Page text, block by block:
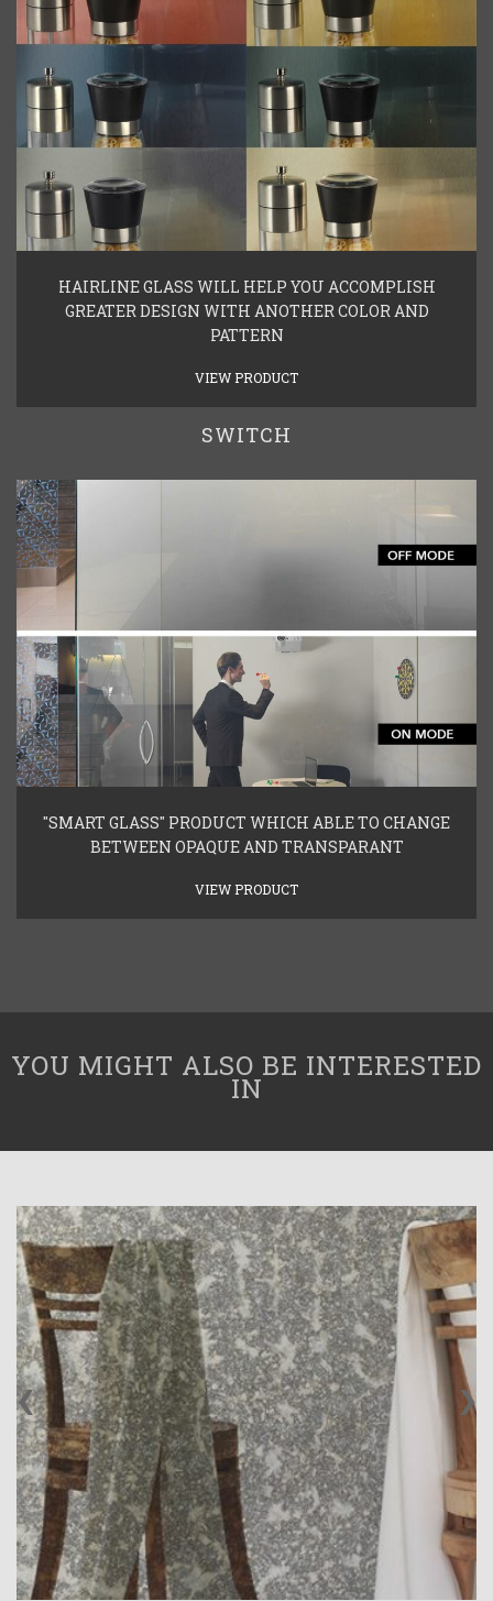
HAIRLINE GLASS WILL HELP YOU ACCOMPLISH
GREATER DESIGN WITH ANOTHER COLOR AND
PATTERN
VIEW PRODUCT
SWITCH
"SMART GLASS" PRODUCT WHICH ABLE TO CHANGE
BETWEEN OPAQUE AND TRANSPARANT
VIEW PRODUCT
YOU MIGHT ALSO BE INTERESTED
IN
‹ ›